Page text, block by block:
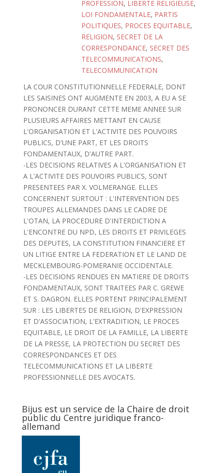
PROFESSION, LIBERTE RELIGIEUSE,
LOI FONDAMENTALE, PARTIS
POLITIQUES, PROCES EQUITABLE,
RELIGION, SECRET DE LA
CORRESPONDANCE, SECRET DES
TELECOMMUNICATIONS,
TELECOMMUNICATION
LA COUR CONSTITUTIONNELLE FEDERALE, DONT
LES SAISINES ONT AUGMENTE EN 2003, A EU A SE
PRONONCER DURANT CETTE MEME ANNEE SUR
PLUSIEURS AFFAIRES METTANT EN CAUSE
L'ORGANISATION ET L'ACTIVITE DES POUVOIRS
PUBLICS, D'UNE PART, ET LES DROITS
FONDAMENTAUX, D'AUTRE PART.
-LES DECISIONS RELATIVES A L'ORGANISATION ET
A L'ACTIVITE DES POUVOIRS PUBLICS, SONT
PRESENTEES PAR X. VOLMERANGE. ELLES
CONCERNENT SURTOUT : L'INTERVENTION DES
TROUPES ALLEMANDES DANS LE CADRE DE
L'OTAN, LA PROCEDURE D'INTERDICTION A
L'ENCONTRE DU NPD, LES DROITS ET PRIVILEGES
DES DEPUTES, LA CONSTITUTION FINANCIERE ET
UN LITIGE ENTRE LA FEDERATION ET LE LAND DE
MECKLEMBOURG-POMERANIE OCCIDENTALE.
-LES DECISIONS RENDUES EN MATIERE DE DROITS
FONDAMENTAUX, SONT TRAITEES PAR C. GREWE
ET S. DAGRON. ELLES PORTENT PRINCIPALEMENT
SUR : LES LIBERTES DE RELIGION, D'EXPRESSION
ET D'ASSOCIATION, L'EXTRADITION, LE PROCES
EQUITABLE, LE DROIT DE LA FAMILLE, LA LIBERTE
DE LA PRESSE, LA PROTECTION DU SECRET DES
CORRESPONDANCES ET DES
TELECOMMUNICATIONS ET LA LIBERTE
PROFESSIONNELLE DES AVOCATS.
Bijus est un service de la Chaire de droit
public du Centre juridique franco-
allemand